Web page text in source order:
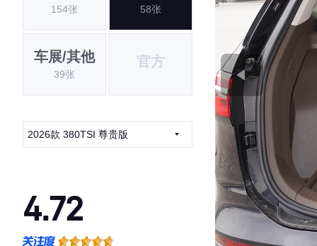
154张 58张
车展/其他
39张
官方
2026款 380TSI 尊贵版
4.72